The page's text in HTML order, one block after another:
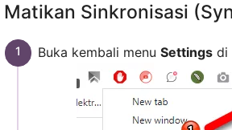
Matikan Sinkronisasi
Buka kembali menu Settingsdi